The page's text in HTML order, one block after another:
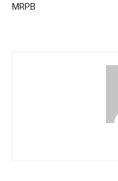
MRPB